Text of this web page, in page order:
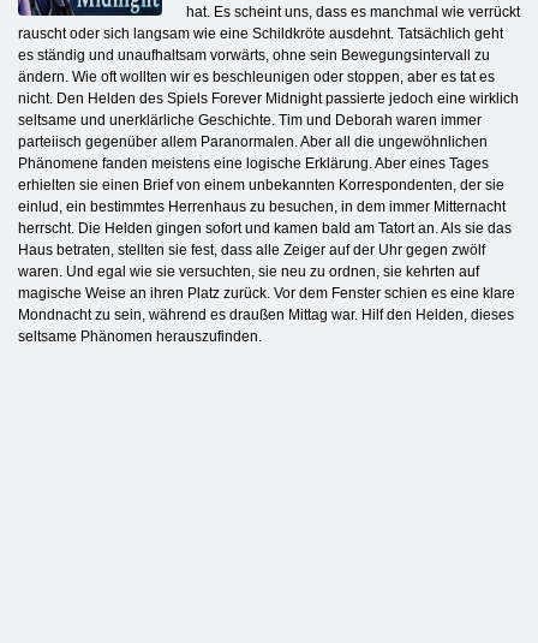
hat. Es scheint uns, dass es manchmal wie verrückt
rauscht oder sich langsam wie eine Schildkröte ausdehnt. Tatsächlich geht
es ständig und unaufhaltsam vorwärts, ohne sein Bewegungsintervall zu
ändern. Wie oft wollten wir es beschleunigen oder stoppen, aber es tat es
nicht. Den Helden des Spiels Forever Midnight passierte jedoch eine wirklich
seltsame und unerklärliche Geschichte. Tim und Deborah waren immer
parteiisch gegenüber allem Paranormalen. Aber all die ungewöhnlichen
Phänomene fanden meistens eine logische Erklärung. Aber eines Tages
erhielten sie einen Brief von einem unbekannten Korrespondenten, der sie
einlud, ein bestimmtes Herrenhaus zu besuchen, in dem immer Mitternacht
herrscht. Die Helden gingen sofort und kamen bald am Tatort an. Als sie das
Haus betraten, stellten sie fest, dass alle Zeiger auf der Uhr gegen zwölf
waren. Und egal wie sie versuchten, sie neu zu ordnen, sie kehrten auf
magische Weise an ihren Platz zurück. Vor dem Fenster schien es eine klare
Mondnacht zu sein, während es draußen Mittag war. Hilf den Helden, dieses
seltsame Phänomen herauszufinden.